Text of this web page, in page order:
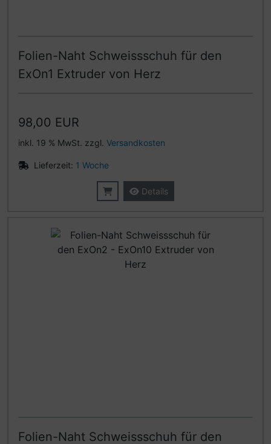
Folien-Naht Schweissschuh für den
ExOn1 Extruder von Herz
98,00 EUR
inkl. 19 % MwSt. zzgl. Versandkosten
Lieferzeit: 1 Woche
Details
Folien-Naht Schweissschuh für den